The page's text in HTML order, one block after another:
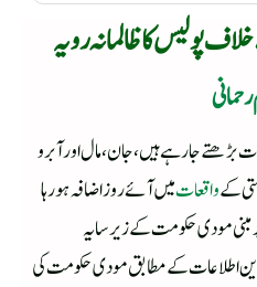
پولیس کا ظالمانہ رویہ
جا رہے ہیں، جان، مال اور آبرو
کےواقعاتمیں آئے روز اضافہ ہو رہا
مبنی مودی حکومت کے زیر سایہ
اطلاعات کے مطابق مودی حکومت کی